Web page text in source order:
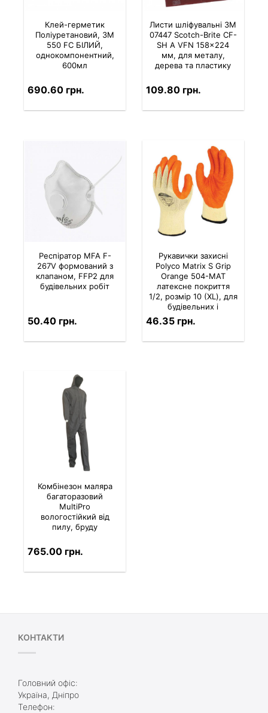
Клей-герметик
Поліуретановий, 3M
550 FC БІЛИЙ,
однокомпонентний,
600мл
690.60 грн.
Листи шліфувальні 3M
07447 Scotch-Brite CF-
SH A VFN 158×224
мм, для металу,
дерева та пластику
109.80 грн.
Респіратор MFA F-
267V формований з
клапаном, FFP2 для
будівельних робіт
50.40 грн.
Рукавички захисні
Polyco Matrix S Grip
Orange 504-MAT
латексне покриття
1/2, розмір 10 (XL), для
будівельних і
монтажних робіт
46.35 грн.
Комбінезон маляра
багаторазовий
MultiPro
вологостійкий від
пилу, бруду
765.00 грн.
КОНТАКТИ
Головний офіс:
Україна, Дніпро
Телефон: